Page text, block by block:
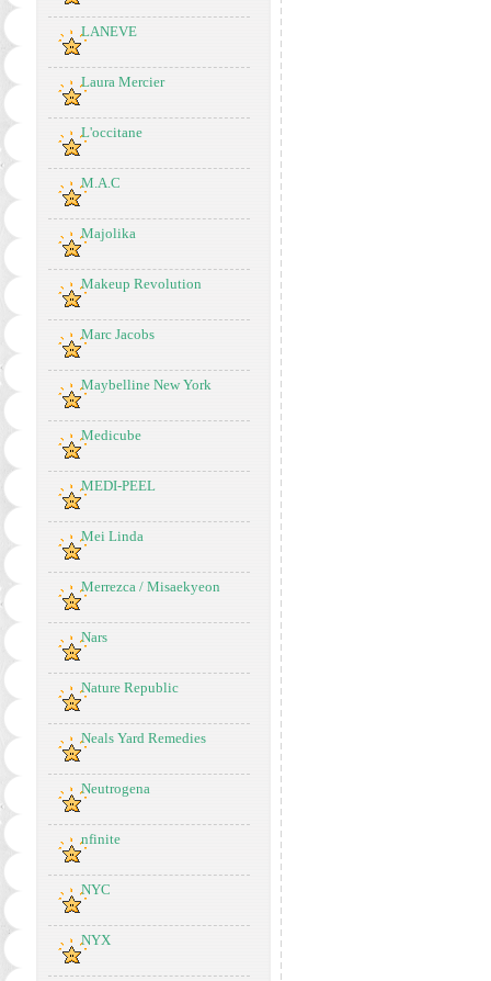
LANEVE
Laura Mercier
L'occitane
M.A.C
Majolika
Makeup Revolution
Marc Jacobs
Maybelline New York
Medicube
MEDI-PEEL
Mei Linda
Merrezca / Misaekyeon
Nars
Nature Republic
Neals Yard Remedies
Neutrogena
nfinite
NYC
NYX